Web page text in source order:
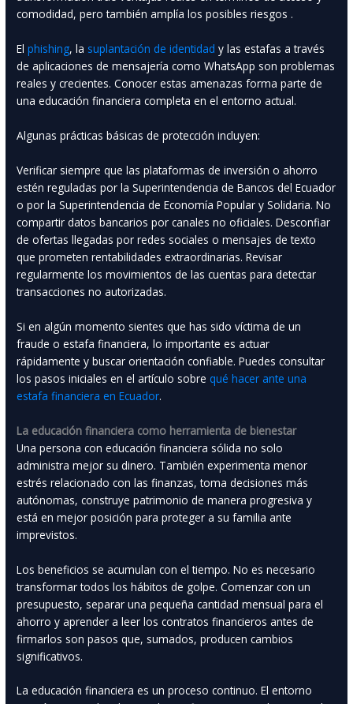
comodidad, pero también amplía los posibles riesgos .
El phishing, la suplantación de identidad y las estafas a través
de aplicaciones de mensajería como WhatsApp son problemas
reales y crecientes. Conocer estas amenazas forma parte de
una educación financiera completa en el entorno actual.
Algunas prácticas básicas de protección incluyen:
Verificar siempre que las plataformas de inversión o ahorro
estén reguladas por la Superintendencia de Bancos del Ecuador
o por la Superintendencia de Economía Popular y Solidaria. No
compartir datos bancarios por canales no oficiales. Desconfiar
de ofertas llegadas por redes sociales o mensajes de texto
que prometen rentabilidades extraordinarias. Revisar
regularmente los movimientos de las cuentas para detectar
transacciones no autorizadas.
Si en algún momento sientes que has sido víctima de un
fraude o estafa financiera, lo importante es actuar
rápidamente y buscar orientación confiable. Puedes consultar
los pasos iniciales en el artículo sobrequé hacer ante una
estafa financiera en Ecuador.
La educación financiera como herramienta de bienestar
Una persona con educación financiera sólida no solo
administra mejor su dinero. También experimenta menor
estrés relacionado con las finanzas, toma decisiones más
autónomas, construye patrimonio de manera progresiva y
está en mejor posición para proteger a su familia ante
imprevistos.
Los beneficios se acumulan con el tiempo. No es necesario
transformar todos los hábitos de golpe. Comenzar con un
presupuesto, separar una pequeña cantidad mensual para el
ahorro y aprender a leer los contratos financieros antes de
firmarlos son pasos que, sumados, producen cambios
significativos.
La educación financiera es un proceso continuo. El entorno